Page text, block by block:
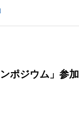
ポジウム」参加